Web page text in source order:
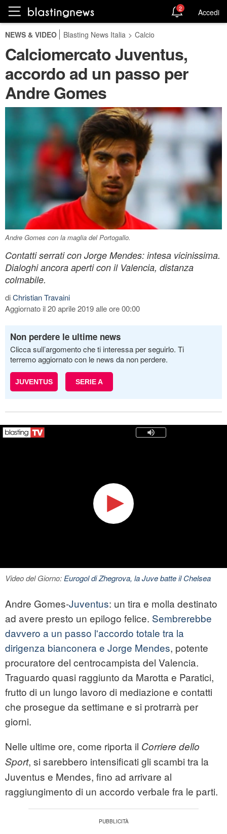
2 Accedi
NEWS & VIDEO Blasting News Italia > Calcio
Calciomercato Juventus,
accordo ad un passo per
Andre Gomes
Andre Gomes con la maglia del Portogallo.
Contatti serrati con Jorge Mendes: intesa vicinissima.
Dialoghi ancora aperti con il Valencia, distanza
colmabile.
diChristian Travaini
Aggiornato il 20 aprile 2019 alle ore 00:00
Non perdere le ultime news
Clicca sull’argomento che ti interessa per seguirlo. Ti
terremo aggiornato con le news da non perdere.
JUVENTUS SERIE A
Video del Giorno:Eurogol di Zhegrova, la Juve batte il Chelsea
Andre Gomes-Juventus: un tira e molla destinato
ad avere presto un epilogo felice. Sembrerebbe
davvero a un passo l'accordo totale tra la
dirigenza bianconera e Jorge Mendes, potente
procuratore del centrocampista del Valencia.
Traguardo quasi raggiunto da Marotta e Paratici,
frutto di un lungo lavoro di mediazione e contatti
che prosegue da settimane e si protrarrà per
giorni.
Nelle ultime ore, come riporta il Corriere dello
Sport, si sarebbero intensificati gli scambi tra la
Juventus e Mendes, fino ad arrivare al
raggiungimento di un accordo verbale fra le parti.